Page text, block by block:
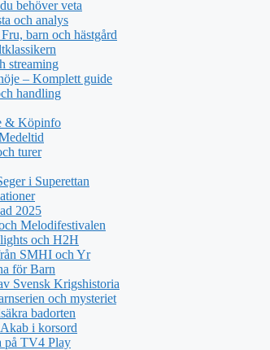
behöver veta
och analys
barn och hästgård
streaming
– Komplett guide
handling
& Köpinfo
turer
i Superettan
2025
Melodifestivalen
och H2H
SMHI och Yr
för Barn
Svensk Krigshistoria
och mysteriet
badorten
i korsord
på TV4 Play